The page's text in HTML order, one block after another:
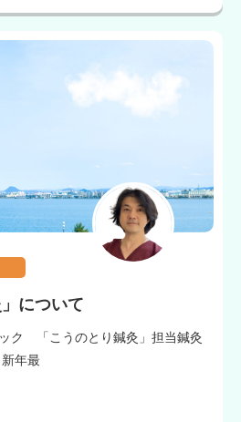
」について
ク 「こうのとり鍼灸」担当鍼灸
年最